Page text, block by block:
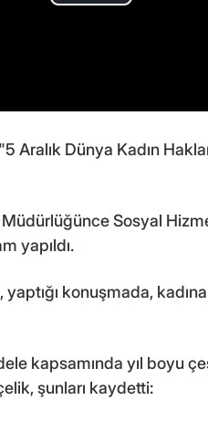
Aralık Dünya Kadın
Müdürlüğünce Sosyal
yapıldı.
konuşmada,
kapsamında yıl boyu
şunları kaydetti: